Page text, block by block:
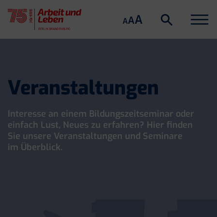
AAA
Suche
öffnen
Suche Menu
Veranstaltungen
Interesse an einem Bildungszeitseminar oder
einfach Lust, Neues zu erfahren? Hier finden
Sie unsere Veranstaltungen und Seminare
im Überblick.